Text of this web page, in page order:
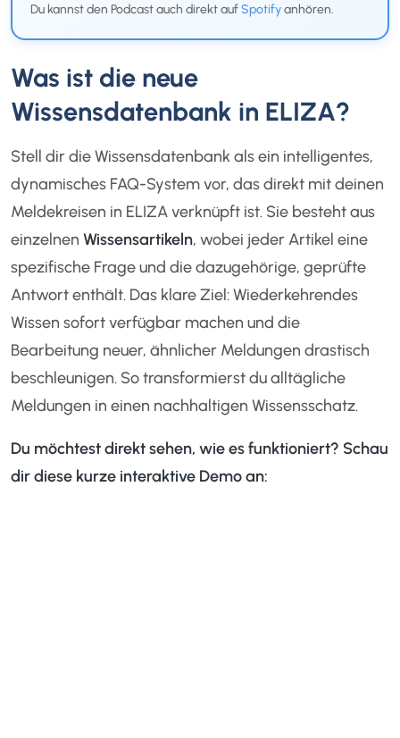
Du kannst den Podcast auch direkt aufSpotifyanhören.
Was ist die neue
Wissensdatenbank in ELIZA?
Stell dir die Wissensdatenbank als ein intelligentes,
dynamisches FAQ-System vor, das direkt mit deinen
Meldekreisen in ELIZA verknüpft ist. Sie besteht aus
einzelnenWissensartikeln, wobei jeder Artikel eine
spezifische Frage und die dazugehörige, geprüfte
Antwort enthält. Das klare Ziel: Wiederkehrendes
Wissen sofort verfügbar machen und die
Bearbeitung neuer, ähnlicher Meldungen drastisch
beschleunigen. So transformierst du alltägliche
Meldungen in einen nachhaltigen Wissensschatz.
Du möchtest direkt sehen, wie es funktioniert? Schau
dir diese kurze interaktive Demo an: